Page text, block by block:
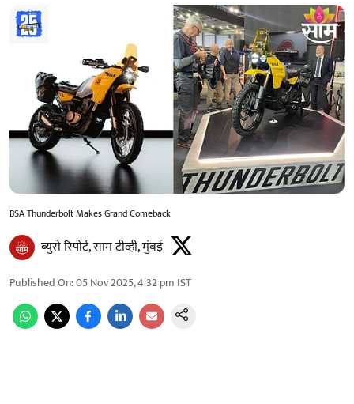
BSA Thunderbolt Makes Grand Comeback
ब्युरो रिपोर्ट, साम टीव्ही, मुंबई
Published On:05 Nov 2025, 4:32 pm IST